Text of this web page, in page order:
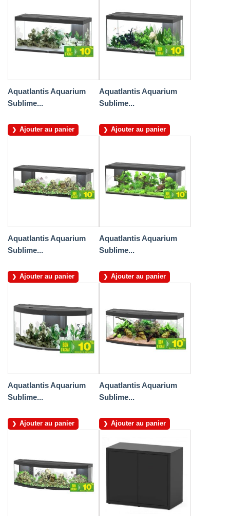
Aquatlantis Aquarium
Sublime...
Ajouter au panier
Aquatlantis Aquarium
Sublime...
Ajouter au panier
Aquatlantis Aquarium
Sublime...
Ajouter au panier
Aquatlantis Aquarium
Sublime...
Ajouter au panier
Aquatlantis Aquarium
Sublime...
Ajouter au panier
Aquatlantis Aquarium
Sublime...
Ajouter au panier